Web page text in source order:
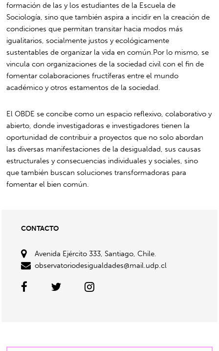
formación de las y los estudiantes de la Escuela de
Sociología, sino que también aspira a incidir en la creación de
condiciones que permitan transitar hacia modos más
igualitarios, socialmente justos y ecológicamente
sustentables de organizar la vida en común. Por lo mismo, se
vincula con organizaciones de la sociedad civil con el fin de
fomentar colaboraciones fructíferas entre el mundo
académico y otros estamentos de la sociedad.
El OBDE se concibe como un espacio reflexivo, colaborativo y
abierto, donde investigadoras e investigadores tienen la
oportunidad de contribuir a proyectos que no solo abordan
las diversas manifestaciones de la desigualdad, sus causas
estructurales y consecuencias individuales y sociales, sino
que también buscan soluciones transformadoras para
fomentar el bien común.
CONTACTO
Avenida Ejército 333, Santiago, Chile.
observatoriodesigualdades@mail.udp.cl